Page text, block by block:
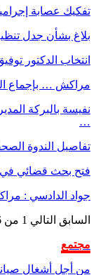
تفكيك عصابة
بلاغ بشأن جدل
انتخاب الدكتور
مراكش … بإجماع
نفيسة بالبركة
…
تفاصيل الندوة
فتح بحث قضائي في
جواد الدادسي :
السابق التالي 1 من 26
مجتمع
من أجل أشغال